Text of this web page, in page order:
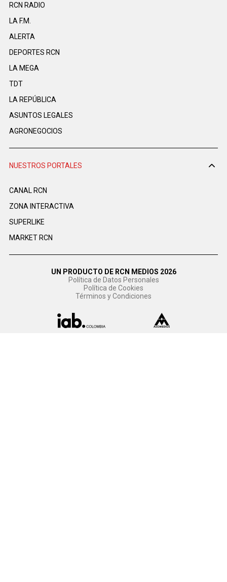
RCN RADIO
LA F.M.
ALERTA
DEPORTES RCN
LA MEGA
TDT
LA REPÚBLICA
ASUNTOS LEGALES
AGRONEGOCIOS
NUESTROS PORTALES
CANAL RCN
ZONA INTERACTIVA
SUPERLIKE
MARKET RCN
UN PRODUCTO DE RCN MEDIOS 2026
Política de Datos Personales
Política de Cookies
Términos y Condiciones